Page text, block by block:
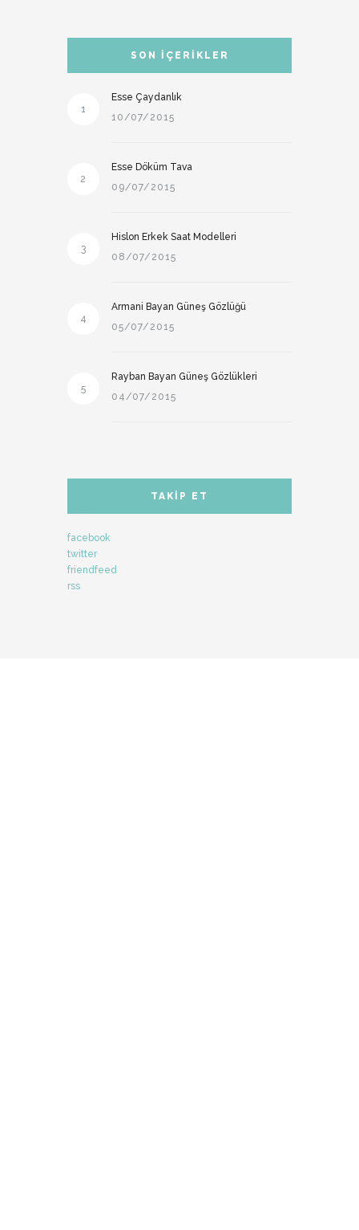
SON İÇERIKLER
1
Esse Çaydanlık
10/07/2015
2
Esse Döküm Tava
09/07/2015
3
Hislon Erkek Saat Modelleri
08/07/2015
4
Armani Bayan Güneş Gözlüğü
05/07/2015
5
Rayban Bayan Güneş Gözlükleri
04/07/2015
TAKIP ET
facebook
twitter
friendfeed
rss